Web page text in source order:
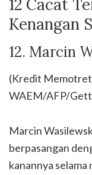
12 Cacat
Kenangan
12. Marcin
(Kredit
WAEM/AFP/
Marcin
berpasangan
kanannya selama